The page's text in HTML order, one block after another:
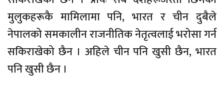
मुलुकहरूकै मामिलामा पनि, भारत र चीन दुबैले
नेपालको समकालीन राजनीतिक नेतृत्वलाई भरोसा गर्न
सकिराखेको छैन । अहिले चीन पनि खुसी छैन, भारत
पनि खुसी छैन ।